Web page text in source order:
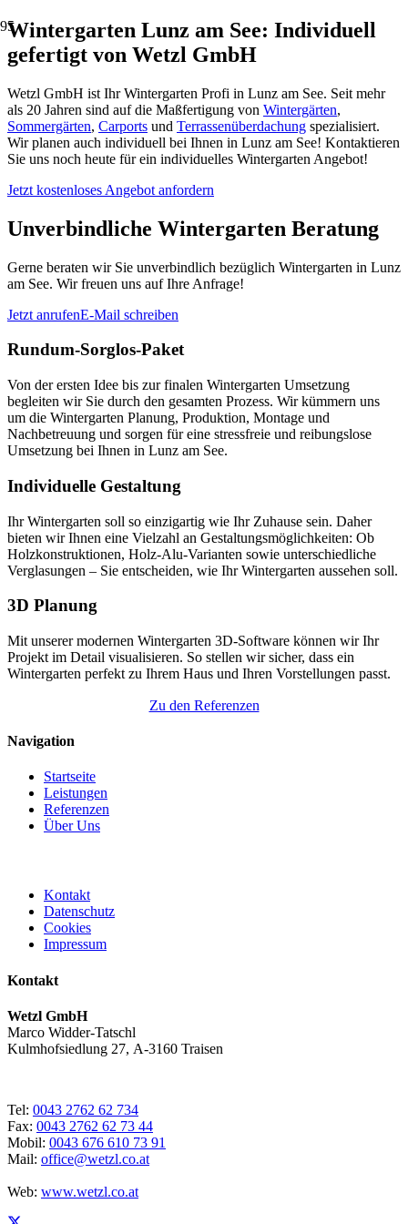
Wintergarten Lunz am See: Individuell
gefertigt von Wetzl GmbH
Wetzl GmbH ist Ihr Wintergarten Profi in Lunz am See. Seit mehr
als 20 Jahren sind auf die Maßfertigung von Wintergärten,
Sommergärten, Carports und Terrassenüberdachung spezialisiert.
Wir planen auch individuell bei Ihnen in Lunz am See! Kontaktieren
Sie uns noch heute für ein individuelles Wintergarten Angebot!
Jetzt kostenloses Angebot anfordern
Unverbindliche Wintergarten Beratung
Gerne beraten wir Sie unverbindlich bezüglich Wintergarten in Lunz
am See. Wir freuen uns auf Ihre Anfrage!
Jetzt anrufenE-Mail schreiben
Rundum-Sorglos-Paket
Von der ersten Idee bis zur finalen Wintergarten Umsetzung
begleiten wir Sie durch den gesamten Prozess. Wir kümmern uns
um die Wintergarten Planung, Produktion, Montage und
Nachbetreuung und sorgen für eine stressfreie und reibungslose
Umsetzung bei Ihnen in Lunz am See.
Individuelle Gestaltung
Ihr Wintergarten soll so einzigartig wie Ihr Zuhause sein. Daher
bieten wir Ihnen eine Vielzahl an Gestaltungsmöglichkeiten: Ob
Holzkonstruktionen, Holz-Alu-Varianten sowie unterschiedliche
Verglasungen – Sie entscheiden, wie Ihr Wintergarten aussehen soll.
3D Planung
Mit unserer modernen Wintergarten 3D-Software können wir Ihr
Projekt im Detail visualisieren. So stellen wir sicher, dass ein
Wintergarten perfekt zu Ihrem Haus und Ihren Vorstellungen passt.
Zu den Referenzen
Navigation
Startseite
Leistungen
Referenzen
Über Uns
Kontakt
Datenschutz
Cookies
Impressum
Kontakt
Wetzl GmbH
Marco Widder-Tatschl
Kulmhofsiedlung 27, A-3160 Traisen
Tel: 0043 2762 62 734
Fax: 0043 2762 62 73 44
Mobil: 0043 676 610 73 91
Mail: office@wetzl.co.at
Web: www.wetzl.co.at